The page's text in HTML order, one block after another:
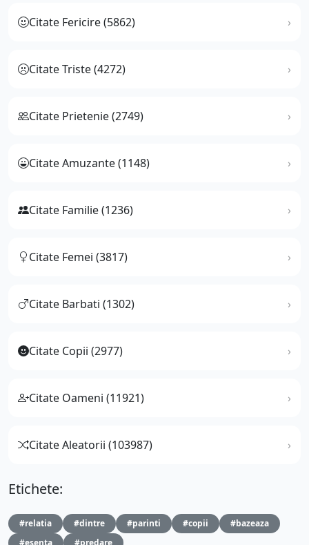
Citate Fericire (5862)
Citate Triste (4272)
Citate Prietenie (2749)
Citate Amuzante (1148)
Citate Familie (1236)
Citate Femei (3817)
Citate Barbati (1302)
Citate Copii (2977)
Citate Oameni (11921)
Citate Aleatorii (103987)
Etichete:
#relatia #dintre #parinti #copii
#bazeaza
#esenta
#predare